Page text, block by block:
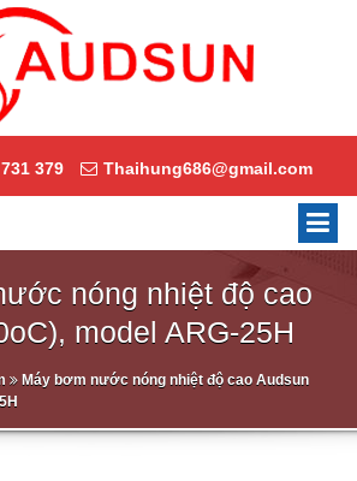
379 Thaihung686@gmail.com
nóng nhiệt độ cao
model ARG-25H
Máy bơm nước nóng nhiệt độ cao Audsun